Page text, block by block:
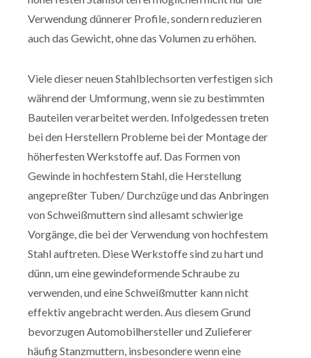
Verwendung dünnerer Profile, sondern reduzieren
auch das Gewicht, ohne das Volumen zu erhöhen.
Viele dieser neuen Stahlblechsorten verfestigen sich
während der Umformung, wenn sie zu bestimmten
Bauteilen verarbeitet werden. Infolgedessen treten
bei den Herstellern Probleme bei der Montage der
höherfesten Werkstoffe auf. Das Formen von
Gewinde in hochfestem Stahl, die Herstellung
angepreßter Tuben/ Durchzüge und das Anbringen
von Schweißmuttern sind allesamt schwierige
Vorgänge, die bei der Verwendung von hochfestem
Stahl auftreten. Diese Werkstoffe sind zu hart und
dünn, um eine gewindeformende Schraube zu
verwenden, und eine Schweißmutter kann nicht
effektiv angebracht werden. Aus diesem Grund
bevorzugen Automobilhersteller und Zulieferer
häufig Stanzmuttern, insbesondere wenn eine